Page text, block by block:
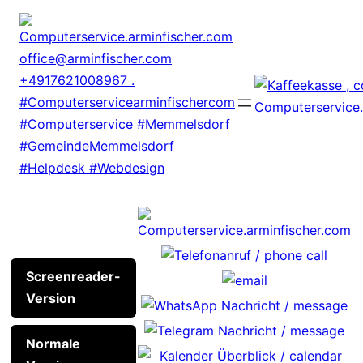
Zum
Inhalt
springen
Screenreader-
Version
Normale